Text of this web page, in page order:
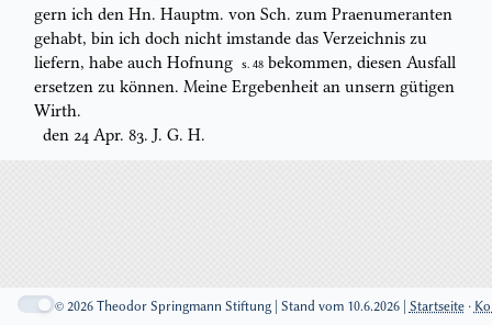
gern ich den Hn. Hauptm. von Sch. zum Praenumeranten
gehabt, bin ich doch nicht imstande das Verzeichnis zu
liefern, habe auch Hofnung
S. 48 bekommen, diesen Ausfall
ersetzen zu können. Meine Ergebenheit an unsern gütigen
Wirth.
den 24 Apr. 83. J. G. H.
© 2026 Theodor Springmann Stiftung | Stand vom 10.6.2026 | Startseite·